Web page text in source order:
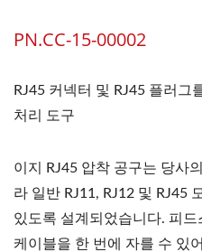
PN.CC-15-00002
RJ45 커넥터 및 RJ45 플러그
처리 도구
이지 RJ45 압착 공구는 당사
라 일반 RJ11, RJ12 및 RJ45
있도록 설계되었습니다. 피
케이블을 한 번에 자를 수 있